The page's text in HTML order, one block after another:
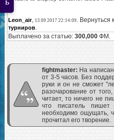
Leon_air, 13 09 2017 22:14:09 . Вернуться
турниров.
Выплачено за статью: 300,000ФМ.
fightmaster: На
от 3-5 часов. Без
руки и он не сможет
разочарование от
читает, то ничего не
что писатель
необходимо ощущать,
прочитал его творение.